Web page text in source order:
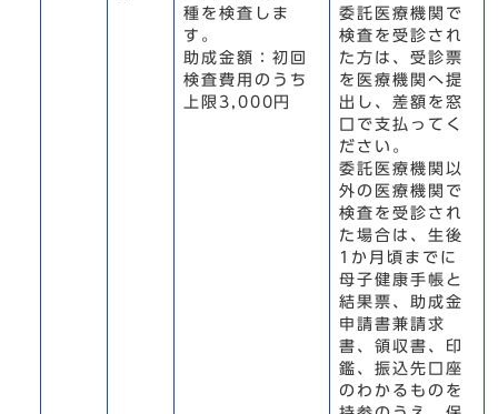
種を検査しま
す。
助成金額：初回
検査費用のうち
上限3,000円
委託医療機関で
検査を受診され
た方は、受診票
を医療機関へ提
出し、差額を窓
口で支払ってく
ださい。
委託医療機関以
外の医療機関で
検査を受診され
た場合は、生後
1か月頃までに
母子健康手帳と
結果票、助成金
申請書兼請求
書、領収書、印
鑑、振込先口座
のわかるものを